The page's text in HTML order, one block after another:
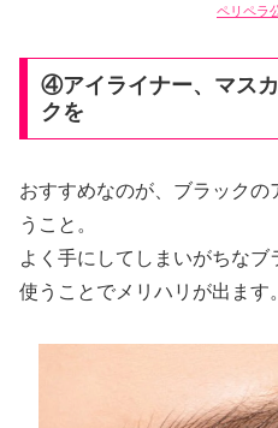
ペリペラ
④アイライナー、マス
クを
おすすめなのが、ブラック
うこと。
よく手にしてしまいがちな
使うことでメリハリが出ます。